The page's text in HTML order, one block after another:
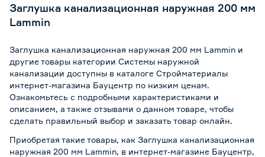
Заглушка канализационная наружная 200 мм
Lammin
Заглушка канализационная наружная 200 мм Lammin и
другие товары категории Системы наружной
канализации доступны в каталоге Стройматериалы
интернет-магазина Бауцентр по низким ценам.
Ознакомьтесь с подробными характеристиками и
описанием, а также отзывами о данном товаре, чтобы
сделать правильный выбор и заказать товар онлайн.
Приобретая такие товары, как Заглушка канализационная
наружная 200 мм Lammin, в интернет-магазине Бауцентр,